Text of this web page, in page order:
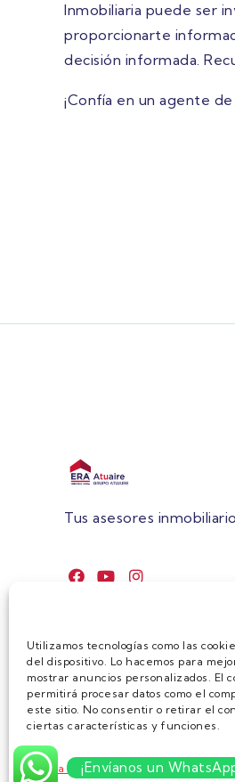
Utilizamos tecnologías como las
del dispositivo. Lo hacemos para
mostrar anuncios personalizados. El
permitirá procesar datos como el
este sitio. No consentir o retirar el
ciertas características y funciones.
Política de cookiesPolítica de
Inmobiliaria puede ser
proporcionarte
decisión informada.
¡Confía en un agente de
Tus asesores
¡Envíanos un